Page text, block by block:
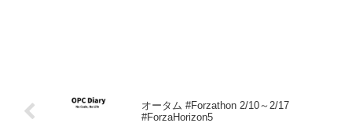
オータム #Forzathon 2/10～2/17
#ForzaHorizon5